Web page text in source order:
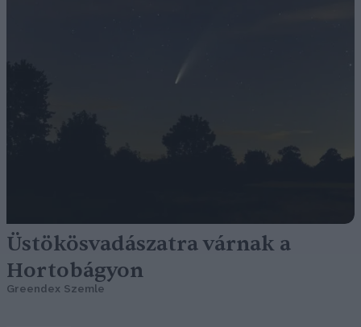
Üstökösvadászatra várnak a
Hortobágyon
Greendex Szemle